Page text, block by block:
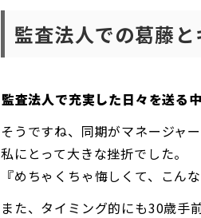
監査法人での葛藤
監査法人で充実した日々を送る
そうですね、同期がマネージャ
私にとって大きな挫折でした。
『めちゃくちゃ悔しくて、こん
また、タイミング的にも30歳手